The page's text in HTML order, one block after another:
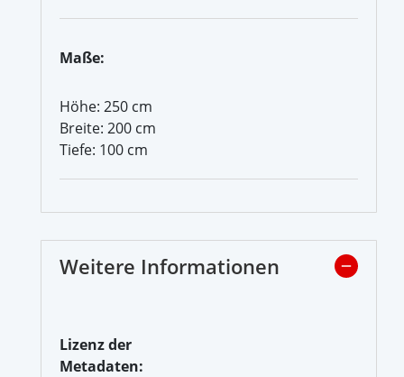
Maße:
Höhe: 250 cm
Breite: 200 cm
Tiefe: 100 cm
Weitere Informationen
Lizenz der
Metadaten: